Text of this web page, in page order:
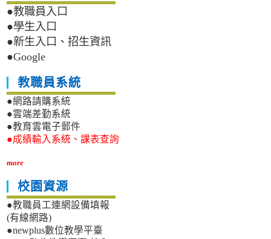
●教職員入口
●學生入口
●新生入口、招生資訊
●Google
教職員系統
●網路請購系統
●雲端差勤系統
●教育雲電子郵件
●成績輸入系統、課表查詢
more
校園資源
●教職員工連網設備填報
(有線網路)
●newplus數位教學平臺